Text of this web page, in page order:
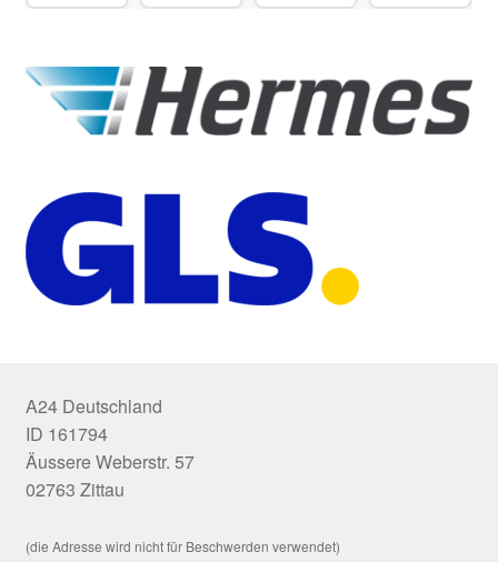
A24 Deutschland
ID 161794
Äussere Weberstr. 57
02763 Zittau
(die Adresse wird nicht für Beschwerden verwendet)